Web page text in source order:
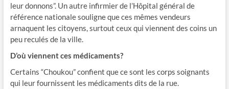
leur donnons”. Un autre infirmier de l’Hôpital général de
référence nationale souligne que ces mêmes vendeurs
arnaquent les citoyens, surtout ceux qui viennent des coins un
peu reculés de la ville.
D’où viennent ces médicaments?
Certains “Choukou” confient que ce sont les corps soignants
qui leur fournissent les médicaments dits de la rue.